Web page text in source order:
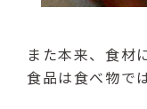
また本来、食材
食品は食べ物で